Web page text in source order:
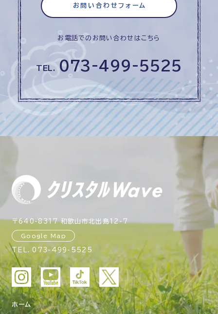
お問い合わせフォーム
お電話でのお問い合わせはこちら
TEL. 073-499-5525
〒640-8317 和歌山市北出島12-7
Google Map
TEL.073-499-5525
ホーム